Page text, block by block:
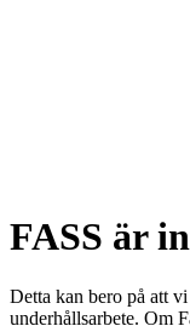
FASS är
Detta kan bero på att
underhållsarbete. Om